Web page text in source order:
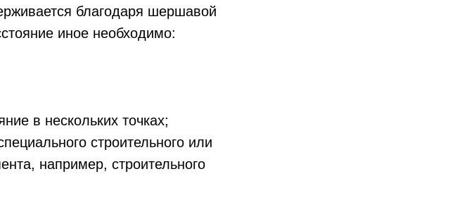
благодаря шершавой
иное необходимо:
в нескольких точках;
строительного или
например, строительного